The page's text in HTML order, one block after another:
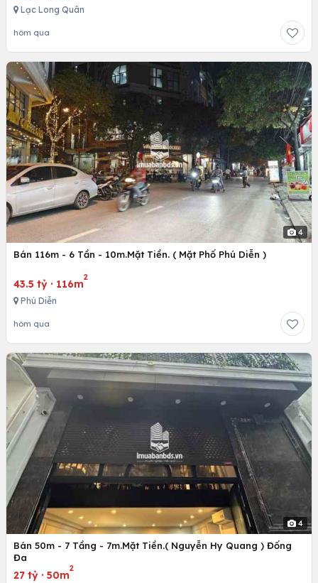
Lạc Long Quân
hôm qua
4
Bán 116m - 6 Tần - 10m.Mặt Tiền. ( Mặt Phố Phú Diễn )
43.5 tỷ · 116m
2
Phú Diễn
hôm qua
4
Bán 50m - 7 Tầng - 7m.Mặt Tiền.( Nguyễn Hy Quang ) Đống
Đa
27 tỷ · 50m
2